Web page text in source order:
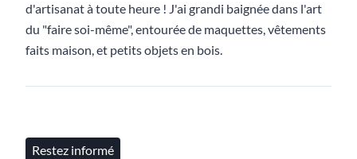
d'artisanat à toute heure ! J'ai grandi baignée dans l'art
du "faire soi-même", entourée de maquettes, vêtements
faits maison, et petits objets en bois.
Restez informé